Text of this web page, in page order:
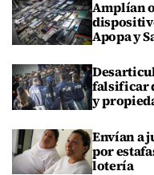
Amplían
Apopa y
falsificar
y
Envían a
por
lotería